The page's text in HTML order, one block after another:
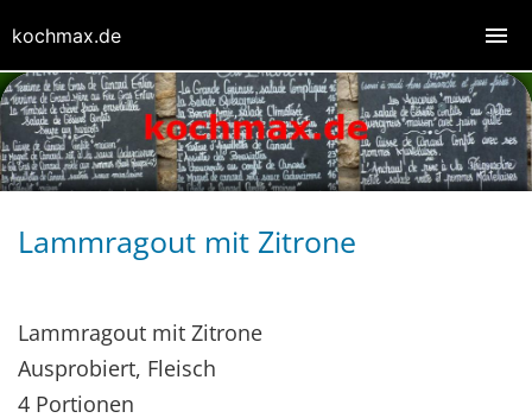
Lammragout mit Zitrone
Lammragout mit Zitrone
Ausprobiert, Fleisch
4 Portionen
kochmax.de